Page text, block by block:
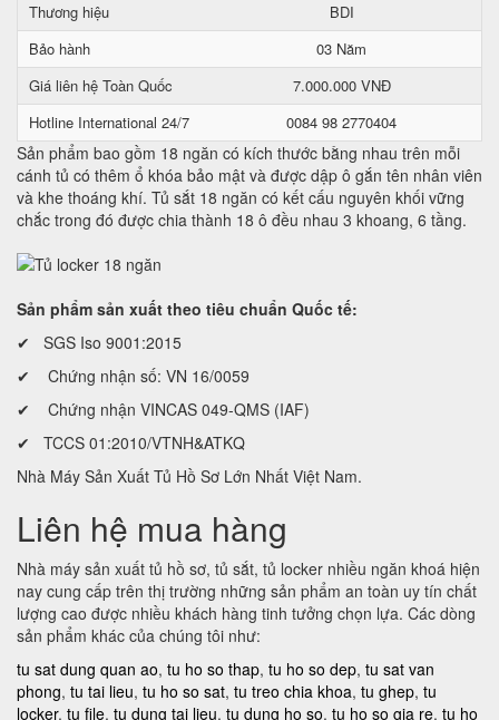
Thương hiệu
BDI
Bảo hành
03 Năm
Giá liên hệ Toàn Quốc
7.000.000 VNĐ
Hotline International 24/7
0084 98 2770404
Sản phẩm bao gồm 18 ngăn có kích thước bằng nhau trên mỗi
cánh tủ có thêm ổ khóa bảo mật và được dập ô gắn tên nhân viên
và khe thoáng khí. Tủ sắt 18 ngăn có kết cấu nguyên khối vững
chắc trong đó được chia thành 18 ô đều nhau 3 khoang, 6 tầng.
Sản phẩm sản xuất theo tiêu chuẩn Quốc tế:
✔ SGS Iso 9001:2015
✔ Chứng nhận số: VN 16/0059
✔ Chứng nhận VINCAS 049-QMS (IAF)
✔ TCCS 01:2010/VTNH&ATKQ
Nhà Máy Sản Xuất Tủ Hồ Sơ Lớn Nhất Việt Nam.
Liên hệ mua hàng
Nhà máy sản xuất tủ hồ sơ, tủ sắt, tủ locker nhiều ngăn khoá hiện
nay cung cấp trên thị trường những sản phẩm an toàn uy tín chất
lượng cao được nhiều khách hàng tinh tưởng chọn lựa. Các dòng
sản phẩm khác của chúng tôi như:
tu sat dung quan ao, tu ho so thap, tu ho so dep, tu sat van
phong, tu tai lieu, tu ho so sat, tu treo chia khoa, tu ghep, tu
locker, tu file, tu dung tai lieu, tu dung ho so, tu ho so gia re, tu ho